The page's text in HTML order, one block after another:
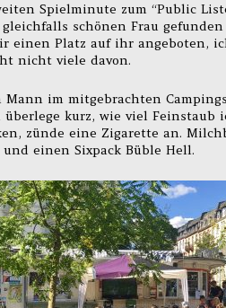
Spielminute zum “Public
schönen Frau
einen Platz auf ihr angeboten,
nicht viele davon.
im mitgebrachten
überlege kurz, wie viel
zünde eine Zigarette an.
einen Sixpack Büble Hell.